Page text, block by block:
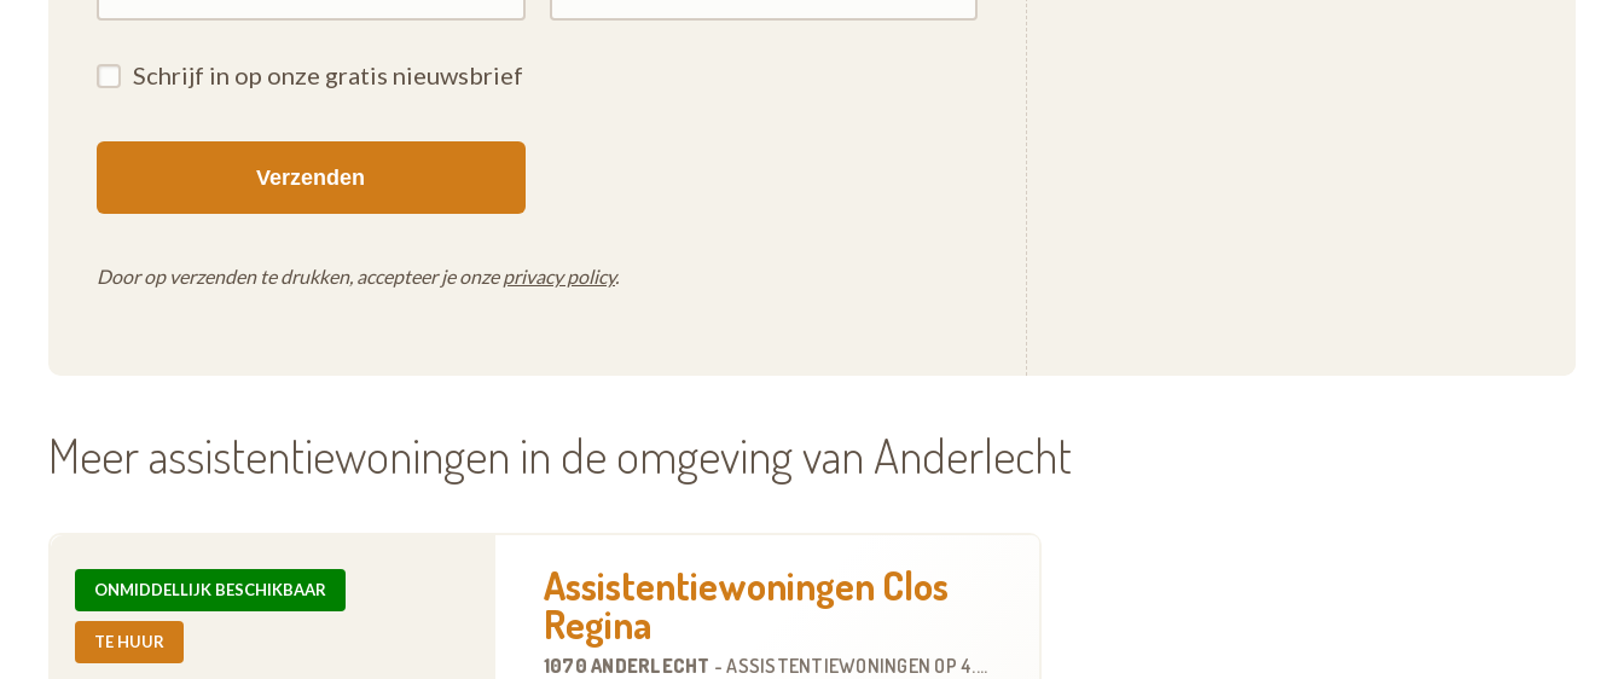
Schrijf in op onze gratis nieuwsbrief
Door op verzenden te drukken, accepteer je onzeprivacy policy.
Meer assistentiewoningen in de omgeving van Anderlecht
ONMIDDELLIJK BESCHIKBAAR
TE HUUR
Assistentiewoningen Clos
Regina
1070 ANDERLECHT -ASSISTENTIEWONINGEN OP4.5 KM